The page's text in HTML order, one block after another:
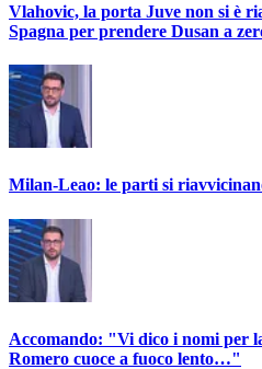
Vlahovic, la porta Juve non si è
Spagna per prendere Dusan a
Milan-Leao: le parti si
Accomando: "Vi dico i nomi per
Romero cuoce a fuoco lento…"